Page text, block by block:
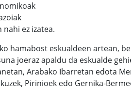
nahi ez izatea.
hamabost eskualdeen artean,
joeraz apaldu da eskualde
Arabako Ibarretan edota
Pirinioek edo Gernika-